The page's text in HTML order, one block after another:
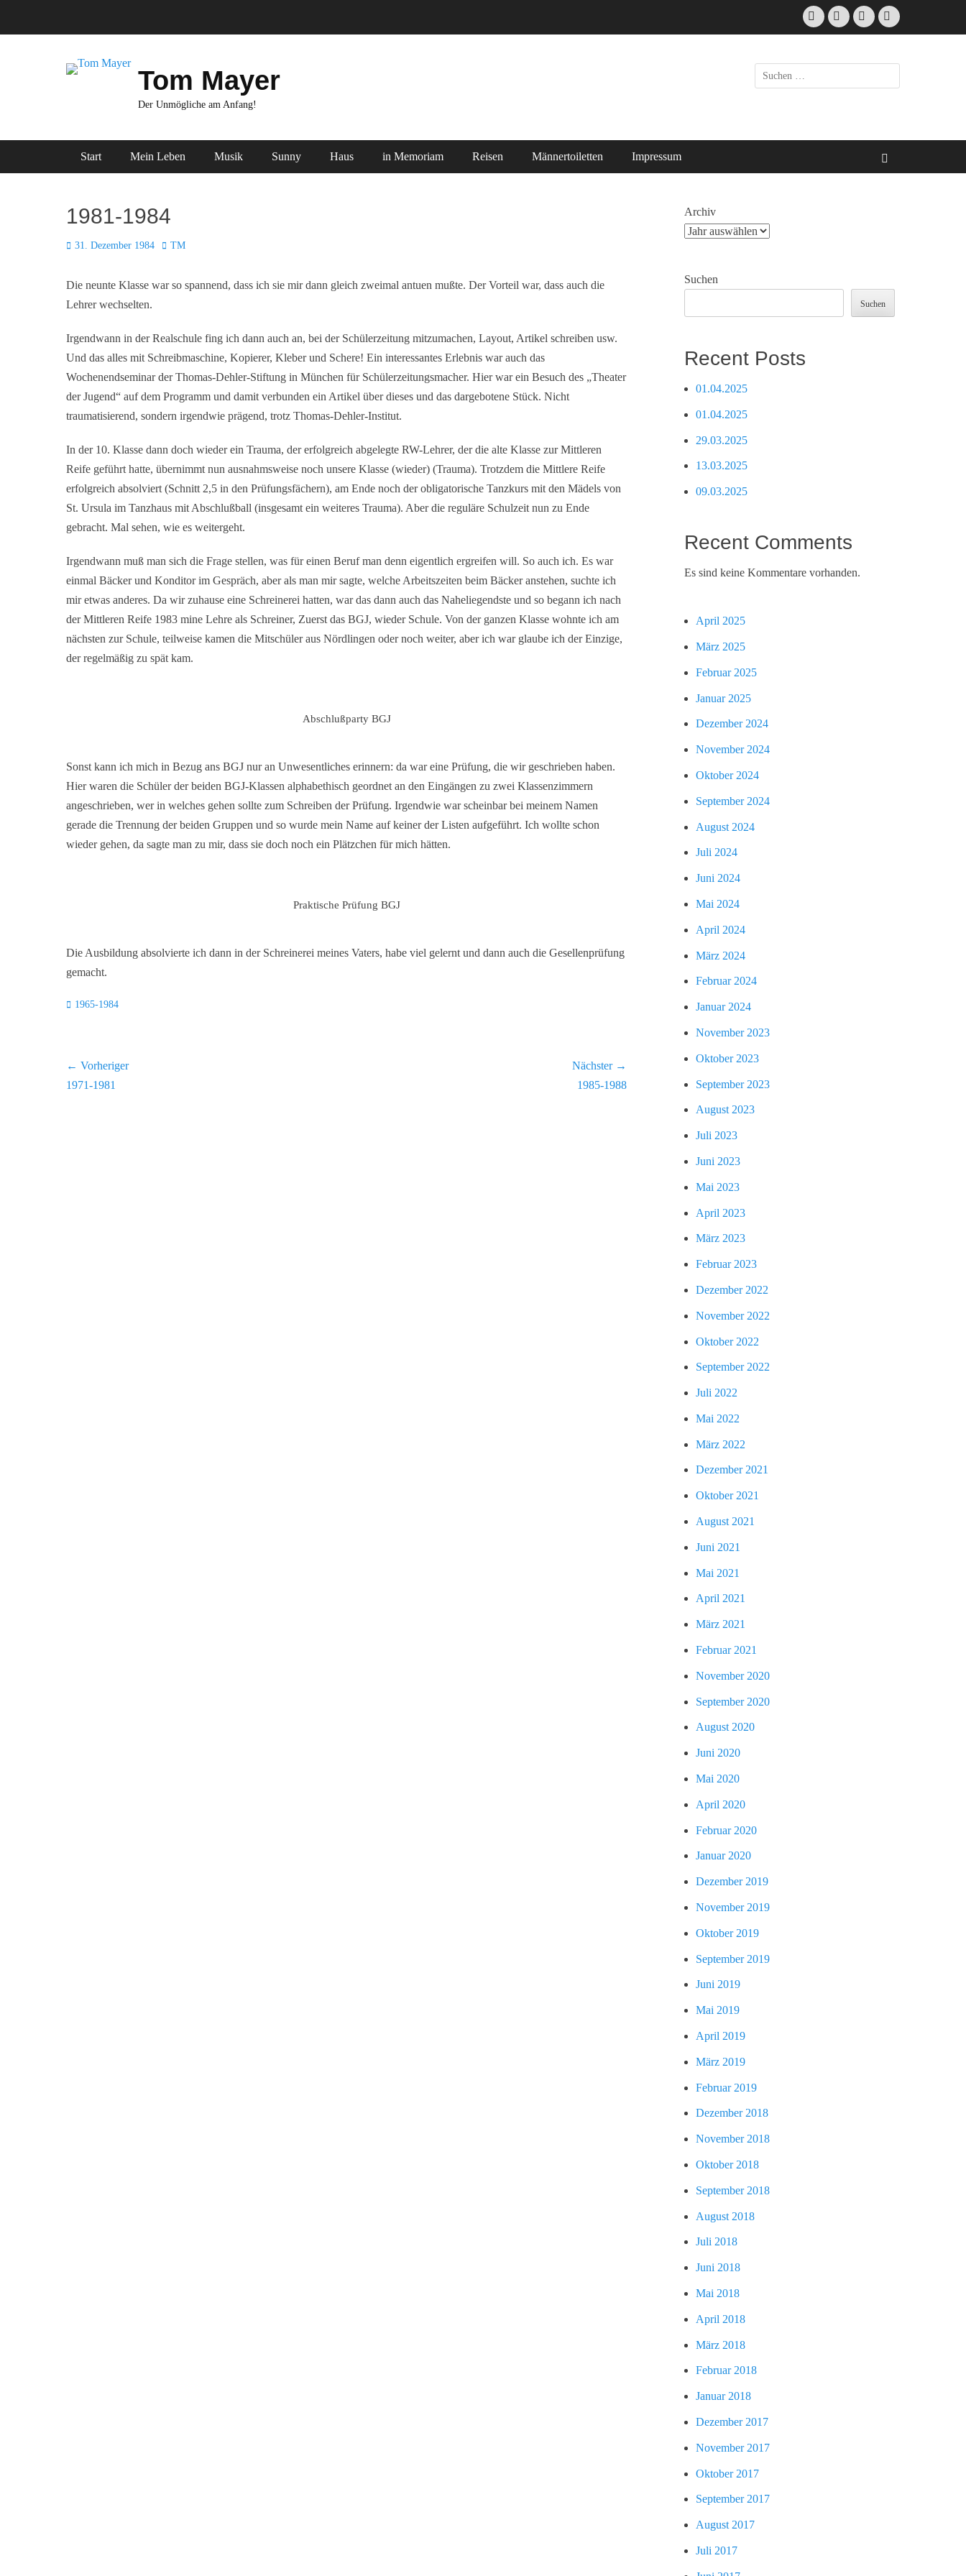
Facebook
E-
Mail
InstagramWebsite
Tom Mayer
Der Unmögliche am Anfang!
Suche
nach:
Primäres Menü
Start Mein Leben Musik Sunny Haus in Memoriam Reisen Männertoiletten Impressum
1981-1984
Posted
31. Dezember 1984 Autor
TM
Die neunte Klasse war so spannend, dass ich sie mir dann gleich zweimal antuen mußte. Der Vorteil war, dass auch die
Lehrer wechselten.
Irgendwann in der Realschule fing ich dann auch an, bei der Schülerzeitung mitzumachen, Layout, Artikel schreiben usw.
Und das alles mit Schreibmaschine, Kopierer, Kleber und Schere! Ein interessantes Erlebnis war auch das
Wochenendseminar der Thomas-Dehler-Stiftung in München für Schülerzeitungsmacher. Hier war ein Besuch des „Theater
der Jugend“ auf dem Programm und damit verbunden ein Artikel über dieses und das dargebotene Stück. Nicht
traumatisierend, sondern irgendwie prägend, trotz Thomas-Dehler-Institut.
In der 10. Klasse dann doch wieder ein Trauma, der erfolgreich abgelegte RW-Lehrer, der die alte Klasse zur Mittleren
Reife geführt hatte, übernimmt nun ausnahmsweise noch unsere Klasse (wieder) (Trauma). Trotzdem die Mittlere Reife
erfolgreich absolviert (Schnitt 2,5 in den Prüfungsfächern), am Ende noch der obligatorische Tanzkurs mit den Mädels von
St. Ursula im Tanzhaus mit Abschlußball (insgesamt ein weiteres Trauma). Aber die reguläre Schulzeit nun zu Ende
gebracht. Mal sehen, wie es weitergeht.
Irgendwann muß man sich die Frage stellen, was für einen Beruf man denn eigentlich ergreifen will. So auch ich. Es war
einmal Bäcker und Konditor im Gespräch, aber als man mir sagte, welche Arbeitszeiten beim Bäcker anstehen, suchte ich
mir etwas anderes. Da wir zuhause eine Schreinerei hatten, war das dann auch das Naheliegendste und so begann ich nach
der Mittleren Reife 1983 mine Lehre als Schreiner, Zuerst das BGJ, wieder Schule. Von der ganzen Klasse wohnte ich am
nächsten zur Schule, teilweise kamen die Mitschüler aus Nördlingen oder noch weiter, aber ich war glaube ich der Einzige,
der regelmäßig zu spät kam.
Abschlußparty BGJ
Sonst kann ich mich in Bezug ans BGJ nur an Unwesentliches erinnern: da war eine Prüfung, die wir geschrieben haben.
Hier waren die Schüler der beiden BGJ-Klassen alphabethisch geordnet an den Eingängen zu zwei Klassenzimmern
angeschrieben, wer in welches gehen sollte zum Schreiben der Prüfung. Irgendwie war scheinbar bei meinem Namen
gerade die Trennung der beiden Gruppen und so wurde mein Name auf keiner der Listen aufgeführt. Ich wollte schon
wieder gehen, da sagte man zu mir, dass sie doch noch ein Plätzchen für mich hätten.
Praktische Prüfung BGJ
Die Ausbildung absolvierte ich dann in der Schreinerei meines Vaters, habe viel gelernt und dann auch die Gesellenprüfung
gemacht.
Kategorien
1965-1984
Beitragsnavigation
← Vorheriger
Vorheriger
1971-1981
Nächster →
1985-1988
Archiv
Suchen
Suchen
Recent Posts
01.04.2025
01.04.2025
29.03.2025
13.03.2025
09.03.2025
Recent Comments
Es sind keine Kommentare vorhanden.
April 2025
März 2025
Februar 2025
Januar 2025
Dezember 2024
November 2024
Oktober 2024
September 2024
August 2024
Juli 2024
Juni 2024
Mai 2024
April 2024
März 2024
Februar 2024
Januar 2024
November 2023
Oktober 2023
September 2023
August 2023
Juli 2023
Juni 2023
Mai 2023
April 2023
März 2023
Februar 2023
Dezember 2022
November 2022
Oktober 2022
September 2022
Juli 2022
Mai 2022
März 2022
Dezember 2021
Oktober 2021
August 2021
Juni 2021
Mai 2021
April 2021
März 2021
Februar 2021
November 2020
September 2020
August 2020
Juni 2020
Mai 2020
April 2020
Februar 2020
Januar 2020
Dezember 2019
November 2019
Oktober 2019
September 2019
Juni 2019
Mai 2019
April 2019
März 2019
Februar 2019
Dezember 2018
November 2018
Oktober 2018
September 2018
August 2018
Juli 2018
Juni 2018
Mai 2018
April 2018
März 2018
Februar 2018
Januar 2018
Dezember 2017
November 2017
Oktober 2017
September 2017
August 2017
Juli 2017